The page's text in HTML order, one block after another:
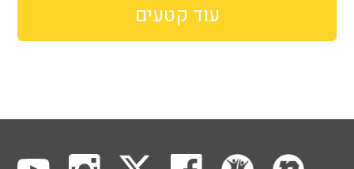
עוד קטעים